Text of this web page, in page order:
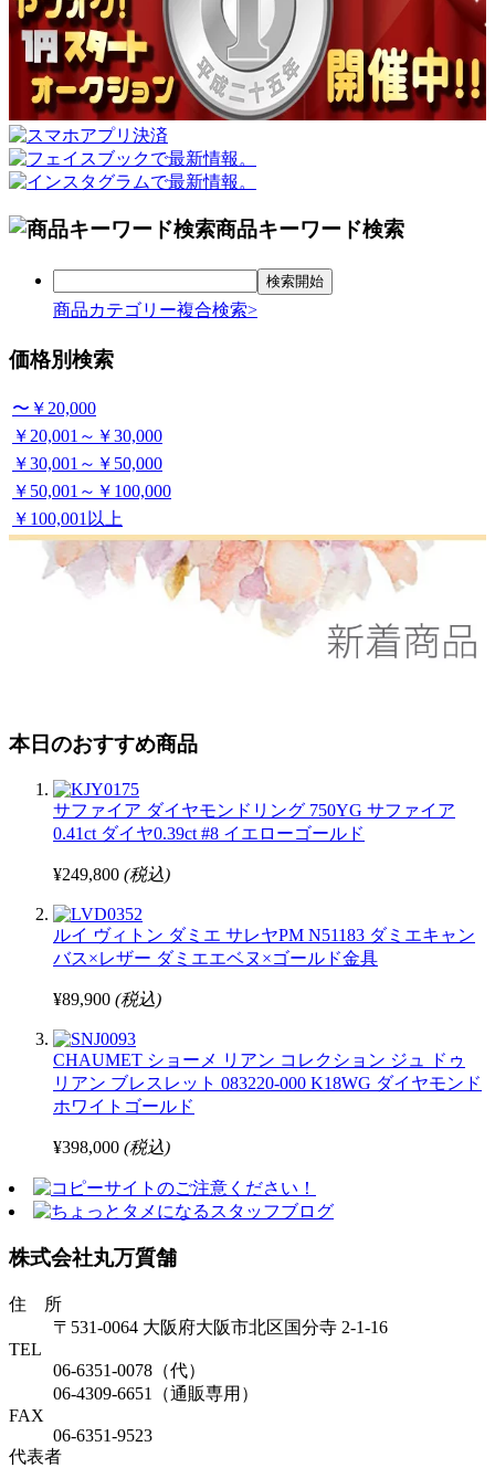
商品キーワード検索
商品カテゴリー複合検索>
価格別検索
〜￥20,000
￥20,001～￥30,000
￥30,001～￥50,000
￥50,001～￥100,000
￥100,001以上
本日のおすすめ商品
サファイア ダイヤモンドリング 750YG サファイア
0.41ct ダイヤ0.39ct #8 イエローゴールド
¥249,800 (税込)
ルイ ヴィトン ダミエ サレヤPM N51183 ダミエキャン
バス×レザー ダミエエベヌ×ゴールド金具
¥89,900 (税込)
CHAUMET ショーメ リアン コレクション ジュ ドゥ
リアン ブレスレット 083220-000 K18WG ダイヤモンド
ホワイトゴールド
¥398,000 (税込)
株式会社丸万質舗
住 所
〒531-0064 大阪府大阪市北区国分寺 2-1-16
TEL
06-6351-0078（代）
06-4309-6651（通販専用）
FAX
06-6351-9523
代表者